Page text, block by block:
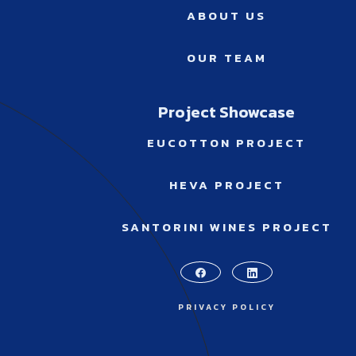
ABOUT US
OUR TEAM
Project Showcase
EUCOTTON PROJECT
HEVA PROJECT
SANTORINI WINES PROJECT
PRIVACY POLICY